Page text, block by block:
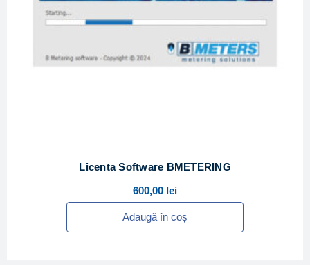
Licenta Software BMETERING
600,00 lei
Adaugă în coș